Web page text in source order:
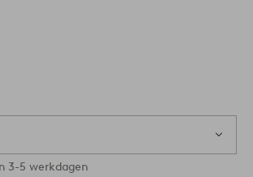
3-5 werkdagen